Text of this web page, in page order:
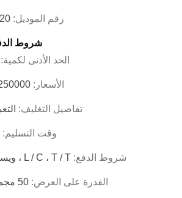
رقم الموديل:
شروط
الحد الأدنى لكمية:
الأسعار: USD/Set
تفاصيل التغليف:
وقت التسليم:
شروط الدفع: L / C ، T / T ، ويسترن يونيون
القدرة على العرض: 50 مجموعة / شهر